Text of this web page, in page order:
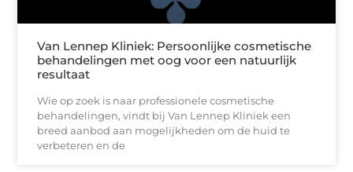
Van Lennep Kliniek: Persoonlijke cosmetische
behandelingen met oog voor een natuurlijk
resultaat
Wie op zoek is naar professionele cosmetische
behandelingen, vindt bij Van Lennep Kliniek een
breed aanbod aan mogelijkheden om de huid te
verbeteren en de